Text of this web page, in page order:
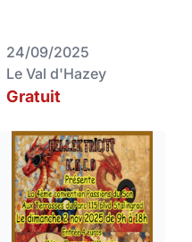
24/09/2025
Le Val d'Hazey
Gratuit